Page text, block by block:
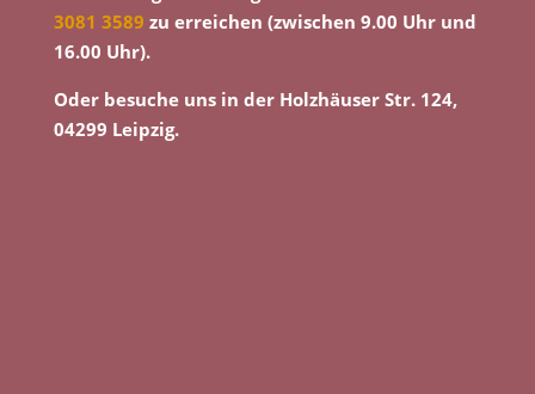
3081 3589 zu erreichen (zwischen 9.00 Uhr und
16.00 Uhr).
Oder besuche uns in der Holzhäuser Str. 124,
04299 Leipzig.